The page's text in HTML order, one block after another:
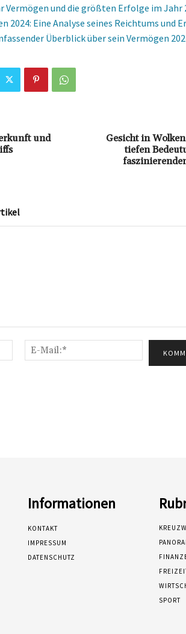
Vermögen und die größten Erfolge im Jahr
2024: Eine Analyse seines Reichtums und
Überblick über sein Vermögen
und
Gesicht in
tiefen
Name:*
Mail:*
Informationen
KONTAKT
IMPRESSUM
DATENSCHUTZ
SPORT